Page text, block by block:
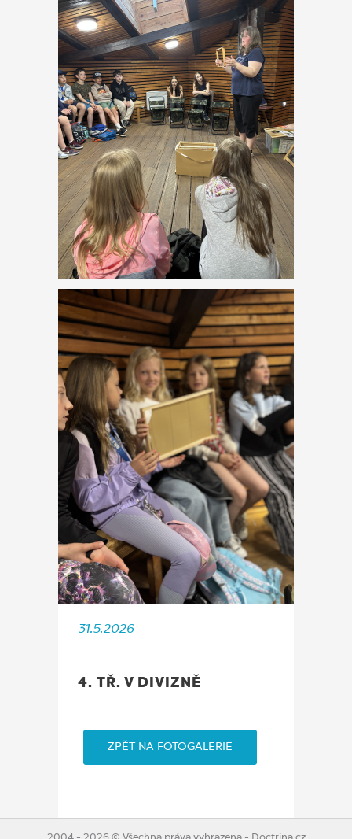
31.5.2026
4. TŘ. V DIVIZNĚ
ZPĚT NA FOTOGALERIE